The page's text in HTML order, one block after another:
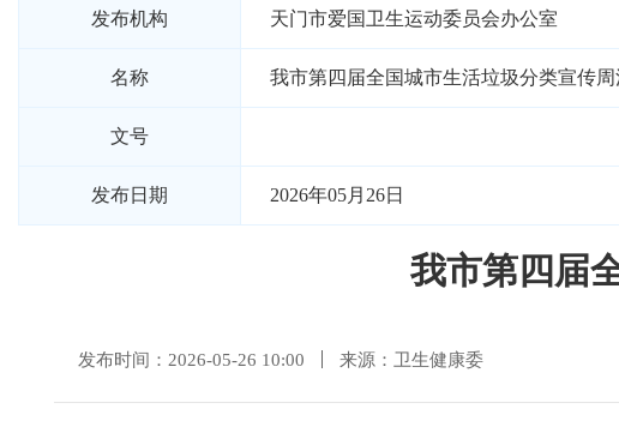
发布机构 天门市爱国卫生运动委员会办公室
名称 我市第四届全国城市生活垃圾分类宣传
文号
发布日期 2026年05月26日
我市第四届
发布时间：2026-05-26 10:00 来源：卫生健康委